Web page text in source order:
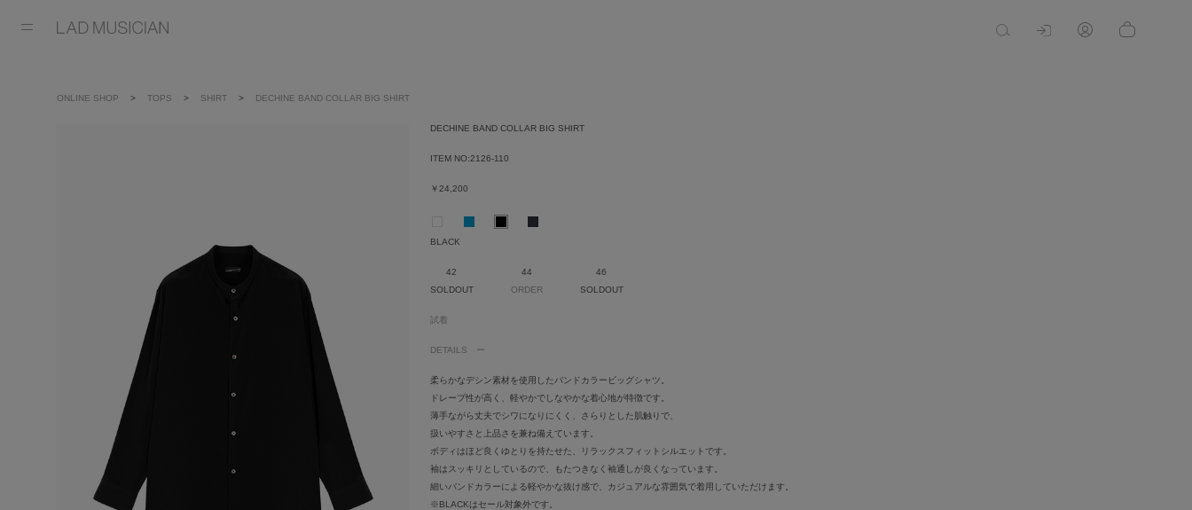
ONLINE SHOP TOPS SHIRT DECHINE BAND COLLAR BIG SHIRT
DECHINE BAND COLLAR BIG SHIRT
ITEM NO:2126-110
￥24,200
BLACK
42
SOLDOUT
44
ORDER
46
SOLDOUT
試着
DETAILS
柔らかなデシン素材を使用したバンドカラービッグシャツ。
ドレープ性が高く、軽やかでしなやかな着心地が特徴です。
薄手ながら丈夫でシワになりにくく、さらりとした肌触りで、
扱いやすさと上品さを兼ね備えています。
ボディはほど良くゆとりを持たせた、リラックスフィットシルエットです。
袖はスッキリとしているので、もたつきなく袖通しが良くなっています。
細いバンドカラーによる軽やかな抜け感で、カジュアルな雰囲気で着用していただけます。
※BLACKはセール対象外です。